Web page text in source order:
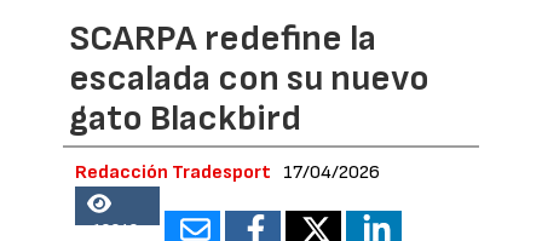
SCARPA redefine la
escalada con su nuevo
gato Blackbird
Redacción Tradesport 17/04/2026
18848